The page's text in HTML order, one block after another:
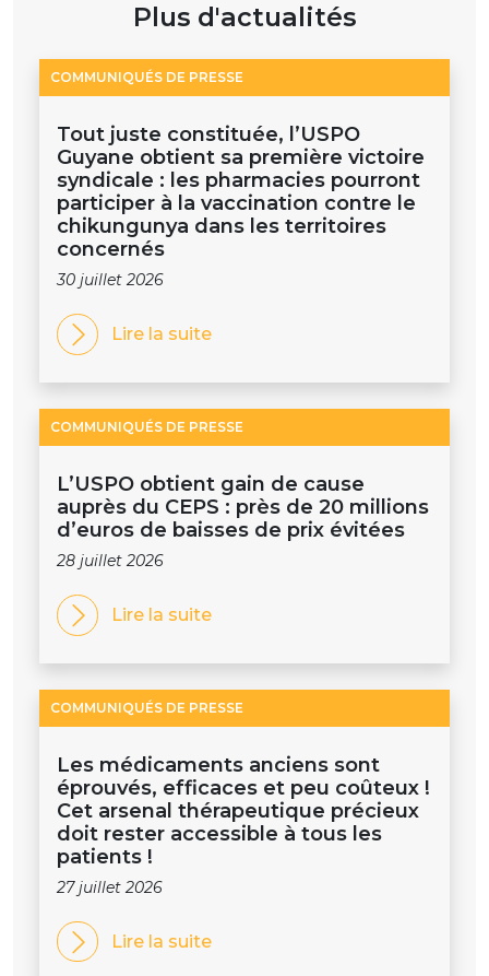
Plus d'actualités
COMMUNIQUÉS DE PRESSE
Tout juste constituée, l’USPO
Guyane obtient sa première victoire
syndicale : les pharmacies pourront
participer à la vaccination contre le
chikungunya dans les territoires
concernés
30 juillet 2026
Lire la suite
COMMUNIQUÉS DE PRESSE
L’USPO obtient gain de cause
auprès du CEPS : près de 20 millions
d’euros de baisses de prix évitées
28 juillet 2026
Lire la suite
COMMUNIQUÉS DE PRESSE
Les médicaments anciens sont
éprouvés, efficaces et peu coûteux !
Cet arsenal thérapeutique précieux
doit rester accessible à tous les
patients !
27 juillet 2026
Lire la suite